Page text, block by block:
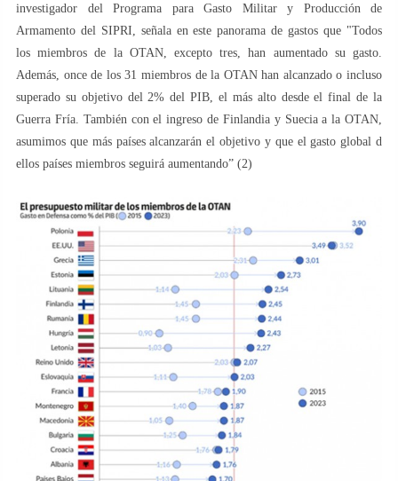
investigador del Programa para Gasto Militar y Producción de
Armamento del SIPRI, señala en este panorama de gastos que "Todos
los miembros de la OTAN, excepto tres, han aumentado su gasto.
Además, once de los 31 miembros de la OTAN han alcanzado o incluso
superado su objetivo del 2% del PIB, el más alto desde el final de la
Guerra Fría. También con el ingreso de Finlandia y Suecia a la OTAN,
asumimos que más países alcanzarán el objetivo y que el gasto global d
ellos países miembros seguirá aumentando” (2)